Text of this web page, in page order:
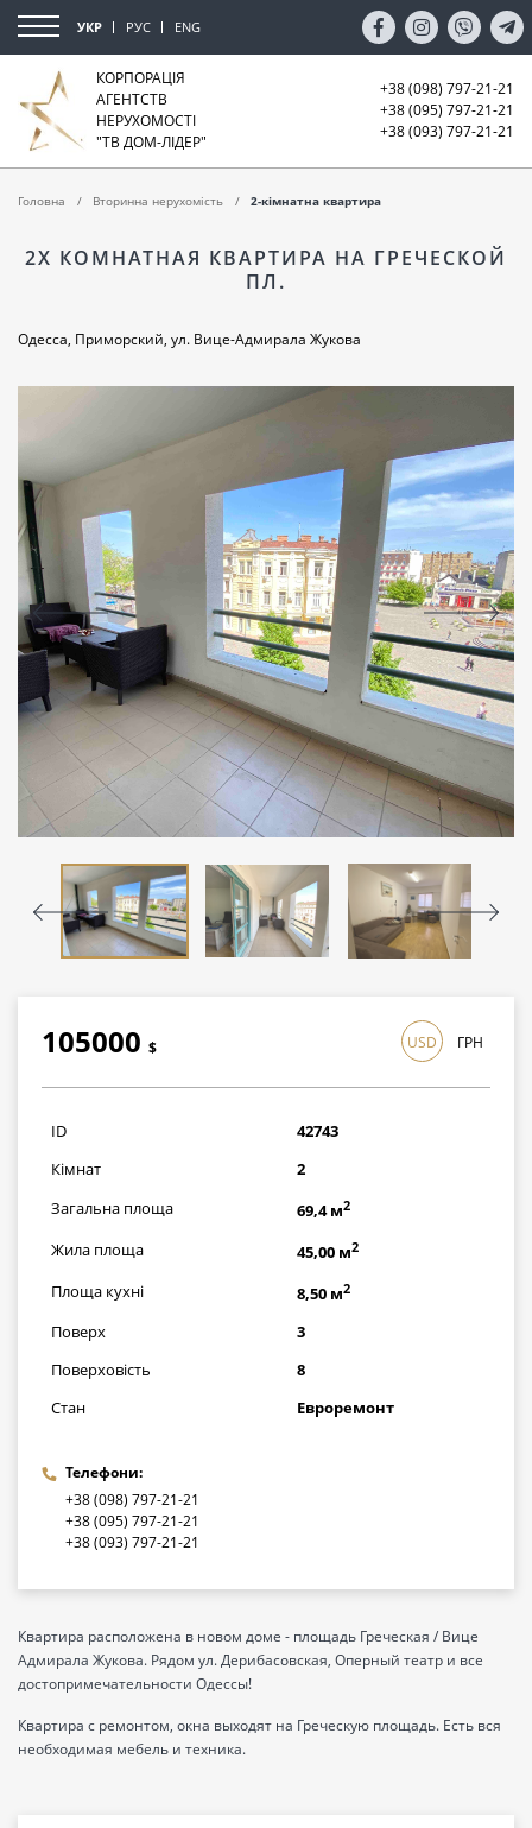
УКР РУС ENG
КОРПОРАЦІЯ
АГЕНТСТВ
НЕРУХОМОСТІ
"ТВ ДОМ-ЛІДЕР"
+38 (098) 797-21-21
+38 (095) 797-21-21
+38 (093) 797-21-21
Головна Вторинна нерухомість 2-кімнатна квартира
2Х КОМНАТНАЯ КВАРТИРА НА ГРЕЧЕСКОЙ
ПЛ.
Одесса, Приморский, ул. Вице-Адмирала Жукова
105000 $
3045000грн
USD ГРН
ID
42743
Кімнат
2
Загальна площа
69,4 м2
Жила площа 45,00 м2
Площа кухні 8,50 м2
Поверх
3
Поверховість
8
Стан
Евроремонт
Телефони:
+38 (098) 797-21-21
+38 (095) 797-21-21
+38 (093) 797-21-21
Квартира расположена в новом доме - площадь Греческая / Вице
Адмирала Жукова. Рядом ул. Дерибасовская, Оперный театр и все
достопримечательности Одессы!
Квартира с ремонтом, окна выходят на Греческую площадь. Есть вся
необходимая мебель и техника.